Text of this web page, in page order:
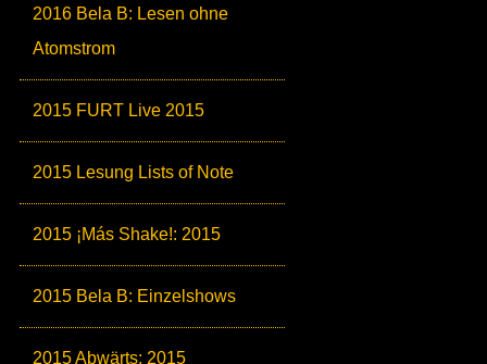
2016 Bela B: Lesen ohne
Atomstrom
2015 FURT Live 2015
2015 Lesung Lists of Note
2015 ¡Más Shake!: 2015
2015 Bela B: Einzelshows
2015 Abwärts: 2015